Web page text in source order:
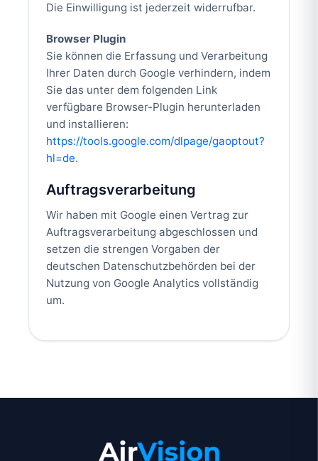
Die Einwilligung ist jederzeit widerrufbar.
Browser Plugin
Sie können die Erfassung und Verarbeitung
Ihrer Daten durch Google verhindern, indem
Sie das unter dem folgenden Link
verfügbare Browser-Plugin herunterladen
und installieren:
https://tools.google.com/dlpage/gaoptout?
hl=de.
Auftragsverarbeitung
Wir haben mit Google einen Vertrag zur
Auftragsverarbeitung abgeschlossen und
setzen die strengen Vorgaben der
deutschen Datenschutzbehörden bei der
Nutzung von Google Analytics vollständig
um.